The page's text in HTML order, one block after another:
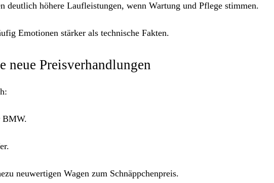
deutlich höhere Laufleistungen, wenn Wartung und Pflege stimmen.
Emotionen stärker als technische Fakten.
neue Preisverhandlungen
BMW.
neuwertigen Wagen zum Schnäppchenpreis.